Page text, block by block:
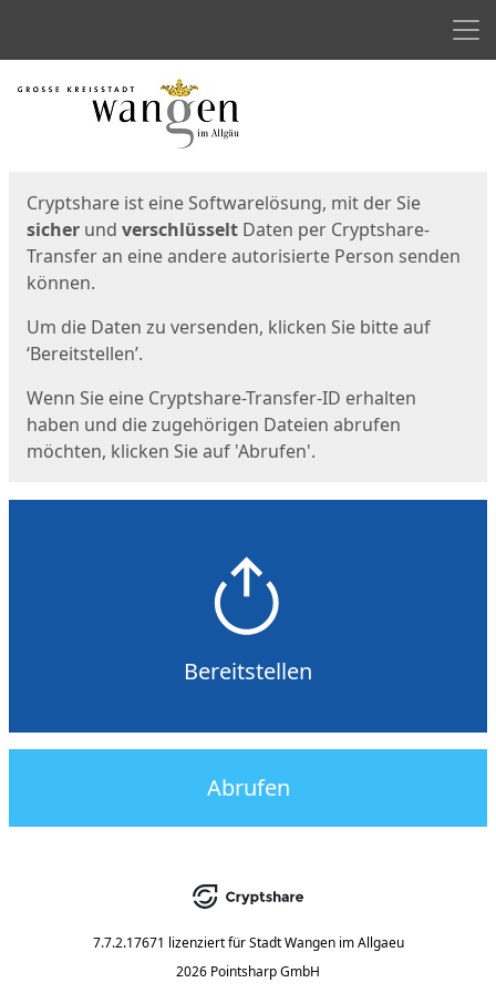
Start
Cryptshare ist eine Softwarelösung, mit der Sie
sicher und verschlüsselt Daten per Cryptshare-
Transfer an eine andere autorisierte Person senden
können.
Um die Daten zu versenden, klicken Sie bitte auf
‘Bereitstellen’.
Wenn Sie eine Cryptshare-Transfer-ID erhalten
haben und die zugehörigen Dateien abrufen
möchten, klicken Sie auf 'Abrufen'.
Bereitstellen
Abrufen
7.7.2.17671 lizenziert für Stadt Wangen im Allgaeu
2026 Pointsharp GmbH